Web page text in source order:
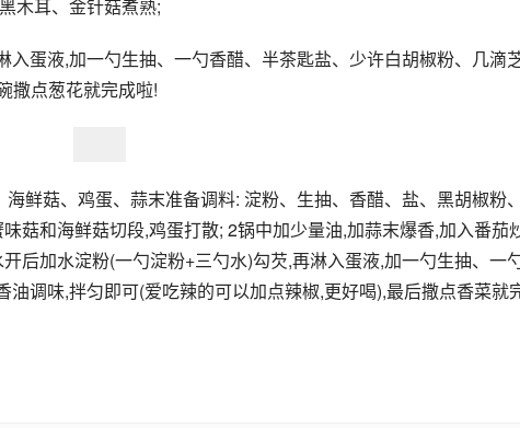
木耳、金针菇煮熟;
蛋液,加一勺生抽、一勺香醋、半茶匙盐、少许白胡椒粉、几滴
撒点葱花就完成啦!
鲜菇、鸡蛋、蒜末准备调料: 淀粉、生抽、香醋、盐、黑胡椒粉
菇和海鲜菇切段,鸡蛋打散; 2锅中加少量油,加蒜末爆香,加入番茄
后加水淀粉(一勺淀粉+三勺水)勾芡,再淋入蛋液,加一勺生抽、一
调味,拌匀即可(爱吃辣的可以加点辣椒,更好喝),最后撒点香菜就